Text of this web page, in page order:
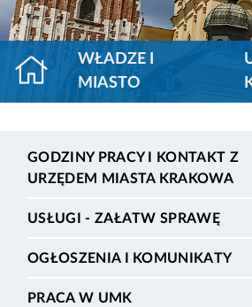
WŁADZE I
MIASTO
GODZINY PRACY I KONTAKT Z
URZĘDEM MIASTA KRAKOWA
USŁUGI - ZAŁATW SPRAWĘ
OGŁOSZENIA I KOMUNIKATY
PRACA W UMK